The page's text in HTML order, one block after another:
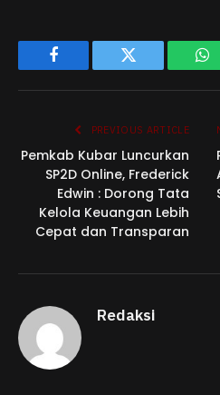
Facebook Twitter
PREVIOUS ARTICLE
Pemkab Kubar Luncurkan
SP2D Online, Frederick
Edwin : Dorong Tata
Kelola Keuangan Lebih
Cepat dan Transparan
Redaksi